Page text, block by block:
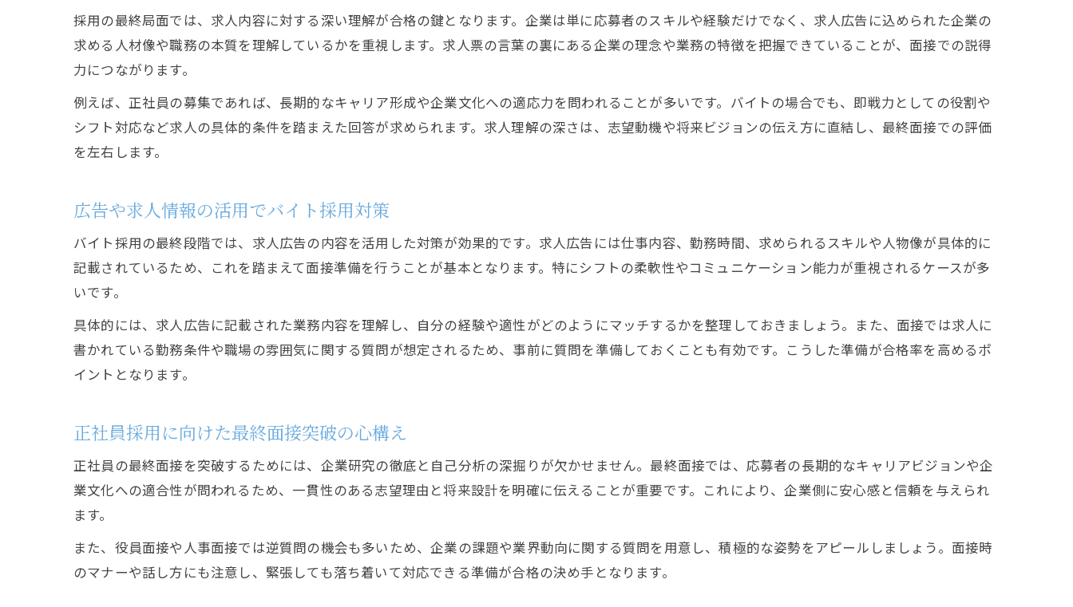
バイトと正社員の採用フローと求人の違い
採用最終で求人応募者に求められる資質とは
不安な最終局面で安心を得る方法を検証
最終面接の質問傾向と合格率に迫る実態
広告や求人情報が左右する最終面接の合格率
求人選びが採用最終面接合格に与える影響
採用の最終局面では、求人内容に対する深い理解が合格の鍵となります。企業は単に応募者のスキルや経験だけでなく、求人広告に込められた企業の
求める人材像や職務の本質を理解しているかを重視します。求人票の言葉の裏にある企業の理念や業務の特徴を把握できていることが、面接での説得
力につながります。
例えば、正社員の募集であれば、長期的なキャリア形成や企業文化への適応力を問われることが多いです。バイトの場合でも、即戦力としての役割や
シフト対応など求人の具体的条件を踏まえた回答が求められます。求人理解の深さは、志望動機や将来ビジョンの伝え方に直結し、最終面接での評価
を左右します。
広告や求人情報の活用でバイト採用対策
バイト採用の最終段階では、求人広告の内容を活用した対策が効果的です。求人広告には仕事内容、勤務時間、求められるスキルや人物像が具体的に
記載されているため、これを踏まえて面接準備を行うことが基本となります。特にシフトの柔軟性やコミュニケーション能力が重視されるケースが多
いです。
具体的には、求人広告に記載された業務内容を理解し、自分の経験や適性がどのようにマッチするかを整理しておきましょう。また、面接では求人に
書かれている勤務条件や職場の雰囲気に関する質問が想定されるため、事前に質問を準備しておくことも有効です。こうした準備が合格率を高めるポ
イントとなります。
正社員採用に向けた最終面接突破の心構え
正社員の最終面接を突破するためには、企業研究の徹底と自己分析の深掘りが欠かせません。最終面接では、応募者の長期的なキャリアビジョンや企
業文化への適合性が問われるため、一貫性のある志望理由と将来設計を明確に伝えることが重要です。これにより、企業側に安心感と信頼を与えられ
ます。
また、役員面接や人事面接では逆質問の機会も多いため、企業の課題や業界動向に関する質問を用意し、積極的な姿勢をアピールしましょう。面接時
のマナーや話し方にも注意し、緊張しても落ち着いて対応できる準備が合格の決め手となります。